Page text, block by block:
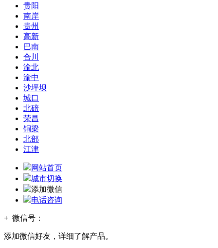
贵阳
南岸
贵州
高新
巴南
合川
渝北
渝中
沙坪坝
城口
北碚
荣昌
铜梁
北部
江津
网站首页
城市切换
添加微信
电话咨询
+ 微信号：
添加微信好友，详细了解产品。